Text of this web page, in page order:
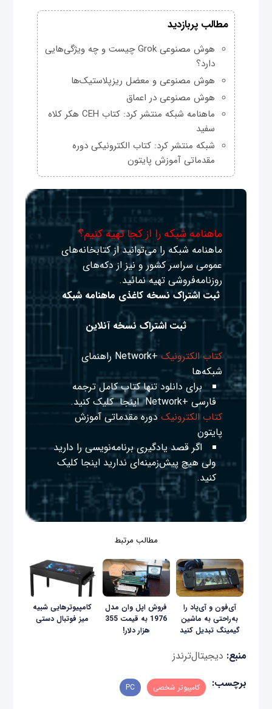
مطالب پربازدید
هوش مصنوعی Grok چیست و چه ویژگی‌هایی
دارد؟
هوش مصنوعی و معضل ریزپلاستیک‌ها
هوش مصنوعی در اعماق
ماهنامه شبکه منتشر کرد: کتاب CEH هکر کلاه
سفید
شبکه منتشر کرد: کتاب الکترونیکی دوره
مقدماتی آموزش پایتون
ماهنامه شبکه را از کجا تهیه کنیم؟
ماهنامه شبکه را می‌توانید از کتابخانه‌های
عمومی سراسر کشور و نیز از دکه‌های
روزنامه‌فروشی تهیه نمائید.
ثبت اشتراک نسخه کاغذی ماهنامه شبکه
ثبت اشتراک نسخه آنلاین
کتاب الکترونیک
+Network راهنمای
شبکه‌ها
برای دانلود تنها کتاب کامل ترجمه
فارسی +Network
اینجا کلیک کنید.
کتاب الکترونیک دوره مقدماتی آموزش
پایتون
اگر قصد یادگیری برنامه‌نویسی را دارید
ولی هیچ پیش‌زمینه‌ای نداریداینجا کلیک
کنید.
مطالب مرتبط
آی‌فون و آی‌پاد را
به‌راحتی به ماشین
گیمینگ تبدیل کنید
فروش اپل وان مدل
1976 به قیمت 355
هزار دلار!
کامپیوترهایی شبیه
میز فوتبال دستی
منبع: دیجیتال‌ترندز
برچسب:
کامپیوتر شخصی PC